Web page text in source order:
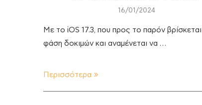
16/01/2024
Με το iOS 17.3, που προς το παρόν
φάση δοκιμών και αναμένεται να …
Περισσότερα